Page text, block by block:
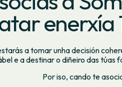
enerxía
a tomar unha decisión
e a destinar o diñeiro das túas
Por iso, cando te